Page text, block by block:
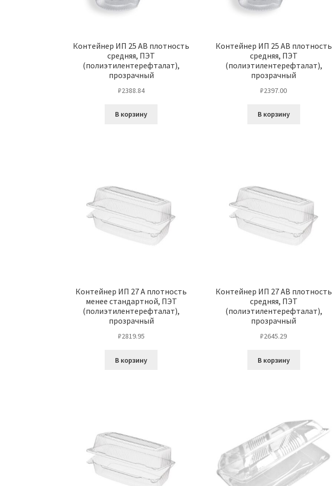
Контейнер ИП 25 АВ плотность
средняя, ПЭТ
(полиэтилентерефталат),
прозрачный
₽2388.84
В корзину
Контейнер ИП 25 АВ плотность
средняя, ПЭТ
(полиэтилентерефталат),
прозрачный
₽2397.00
В корзину
Контейнер ИП 27 А плотность
менее стандартной, ПЭТ
(полиэтилентерефталат),
прозрачный
₽2819.95
В корзину
Контейнер ИП 27 АВ плотность
средняя, ПЭТ
(полиэтилентерефталат),
прозрачный
₽2645.29
В корзину